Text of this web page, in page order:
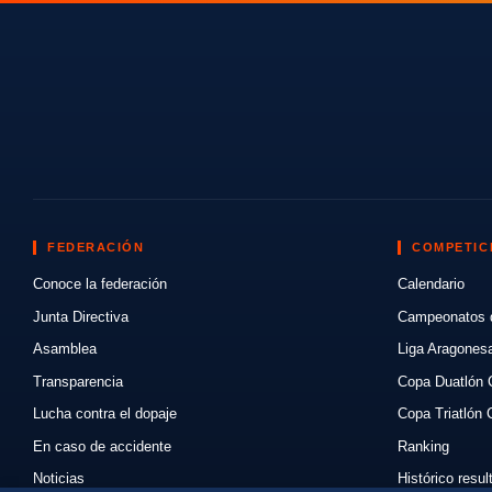
FEDERACIÓN
Conoce la federación
Junta Directiva
Asamblea
Transparencia
Lucha contra el dopaje
En caso de accidente
Noticias
Calendario
Campeonatos
Liga
Copa Duatlón
Copa Triatlón
Ranking
Histórico